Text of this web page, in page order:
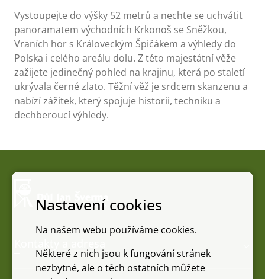
Vystoupejte do výšky 52 metrů a nechte se uchvátit
panoramatem východních Krkonoš se Sněžkou,
Vraních hor s Královeckým Špičákem a výhledy do
Polska i celého areálu dolu. Z této majestátní věže
zažijete jedinečný pohled na krajinu, která po staletí
ukrývala černé zlato. Těžní věž je srdcem skanzenu a
nabízí zážitek, který spojuje historii, techniku a
dechberoucí výhledy.
Nastavení cookies
Na našem webu používáme cookies.
Některé z nich jsou k fungování stránek
nezbytné, ale o těch ostatních můžete